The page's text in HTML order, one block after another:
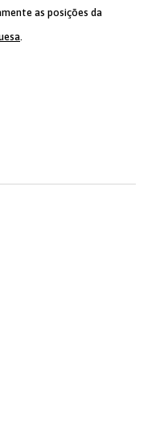
as posições da
.